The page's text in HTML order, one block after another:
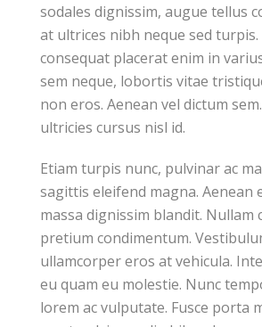
sodales dignissim, augue tellus
at ultrices nibh neque sed turpis.
consequat placerat enim in
sem neque, lobortis vitae
non eros. Aenean vel dictum
ultricies cursus nisl id.
Etiam turpis nunc, pulvinar ac
sagittis eleifend magna. Aenean
massa dignissim blandit. Nullam
pretium condimentum.
ullamcorper eros at vehicula.
eu quam eu molestie. Nunc
lorem ac vulputate. Fusce porta